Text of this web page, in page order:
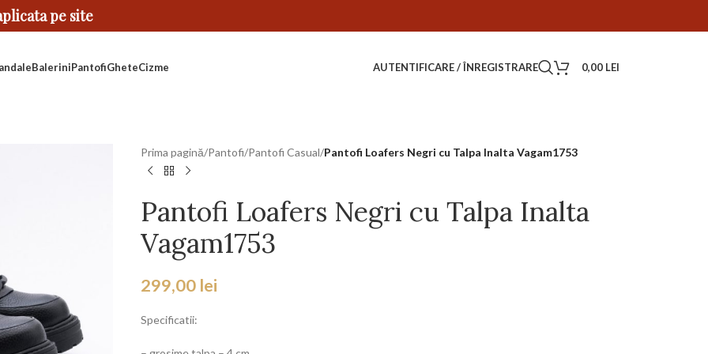
pe site
BaleriniPantofiGheteCizme AUTENTIFICARE / ÎNREGISTRARE 0,00 LEI
Prima pagină/Pantofi/Pantofi Casual/Pantofi Loafers Negri cu Talpa Inalta Vagam1753
Pantofi Loafers Negri cu Talpa Inalta
Vagam1753
299,00 lei
Specificatii: